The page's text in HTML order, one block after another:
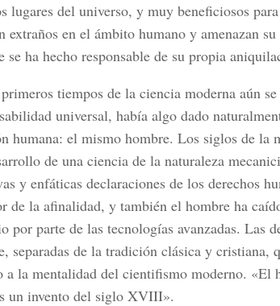
lugares del universo, y muy beneficiosos
extraños en el ámbito humano y amenazan
se ha hecho responsable de su propia
tiempos de la ciencia moderna aún
universal, había algo dado
humana: el mismo hombre. Los siglos de la
de una ciencia de la naturaleza
y enfáticas declaraciones de los derechos
de la afinalidad, y también el hombre ha
por parte de las tecnologías avanzadas. Las
separadas de la tradición clásica y cristiana,
a la mentalidad del cientifismo moderno. «El
un invento del siglo XVIII».